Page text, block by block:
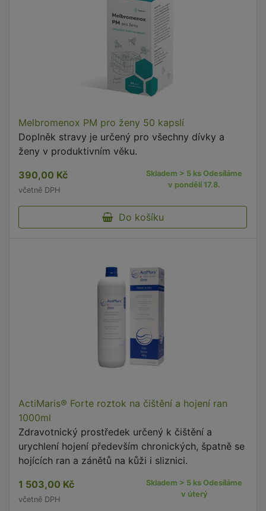
Melbromenox PM pro ženy 50 kapslí
Doplněk stravy je určený pro všechny dívky a
ženy v produktivním věku.
390,00 Kč
včetně DPH
Skladem > 5 ks Odesíláme
v pondělí 17.8.
Do košíku
ActiMaris® Forte roztok na čištění a hojení ran
1000ml
Zdravotnický prostředek určený k čištění a
urychlení hojení především chronických, špatně se
hojících ran a zánětů na kůži i sliznici.
1 503,00 Kč
včetně DPH
Skladem > 5 ks Odesíláme
v úterý